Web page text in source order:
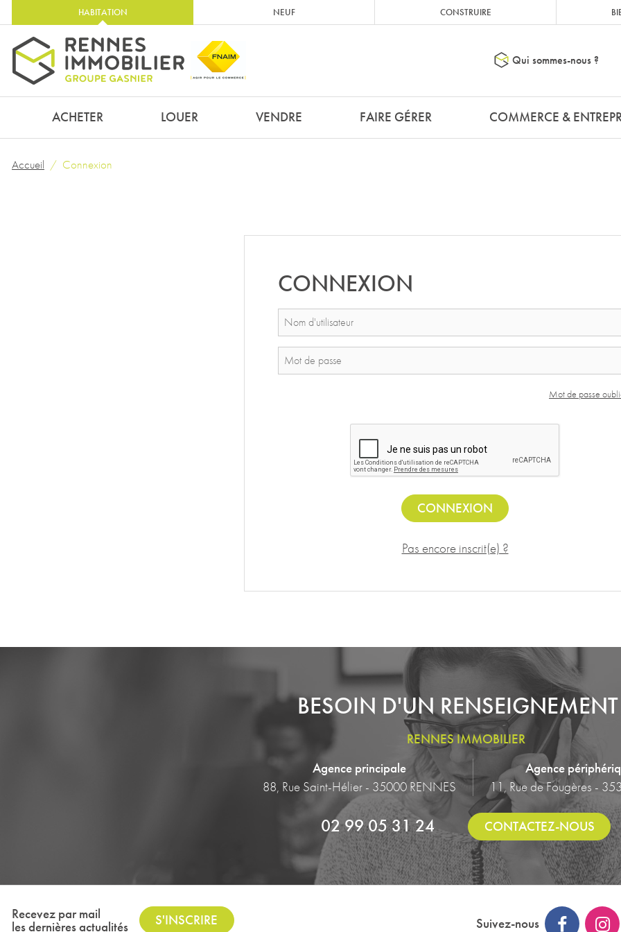
HABITATION NEUF CONSTRUIRE
Qui sommes-nous ?
ACHETER LOUER VENDRE FAIRE GÉRER COMMERCE &
Accueil Connexion
CONNEXION
Mot de passe
CONNEXION
Pas encore inscrit(e) ?
BESOIN D'UN
RENNES IMMOBILIER
Agence principale
88, Rue Saint-Hélier - 35000 RENNES
Agence
11, Rue de Fougères -
02 99 05 31 24 CONTACTEZ-NOUS
Recevez par mail
les dernières actualités S'INSCRIRE Suivez-nous